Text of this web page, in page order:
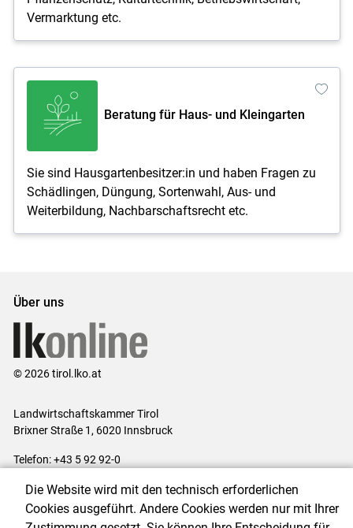
Vermarktung etc.
Beratung für Haus- und Kleingarten
Sie sind Hausgartenbesitzer:in und haben Fragen zu
Schädlingen, Düngung, Sortenwahl, Aus- und
Weiterbildung, Nachbarschaftsrecht etc.
Über uns
© 2026 tirol.lko.at
Landwirtschaftskammer Tirol
Brixner Straße 1, 6020 Innsbruck
Telefon: +43 5 92 92-0
Impressum|Kontakt|Datenschutzerklärung|Barrierefreiheit|
Cookie-Einstellungen
Die Website wird mit den technisch erforderlichen
Cookies ausgeführt. Andere Cookies werden nur mit Ihrer